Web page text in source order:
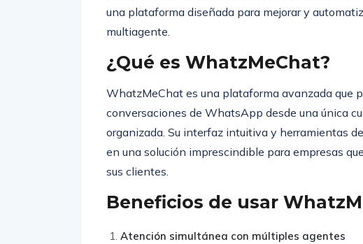
una plataforma diseñada para mejorar y
multiagente.
¿Qué es WhatzMeChat?
WhatzMeChat es una plataforma avanzada que
conversaciones de WhatsApp desde una única
organizada. Su interfaz intuitiva y herramientas
en una solución imprescindible para empresas
sus clientes.
Beneficios de usar
Atención simultánea con múltiples agentes